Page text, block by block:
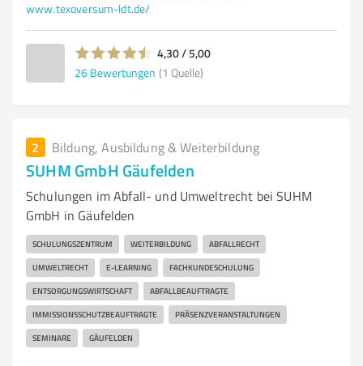
www.texoversum-ldt.de/
4,30 / 5,00
26 Bewertungen (1 Quelle)
2 Bildung, Ausbildung & Weiterbildung
SUHM GmbH Gäufelden
Schulungen im Abfall- und Umweltrecht bei SUHM
GmbH in Gäufelden
SCHULUNGSZENTRUM WEITERBILDUNG ABFALLRECHT
UMWELTRECHT E-LEARNING FACHKUNDESCHULUNG
ENTSORGUNGSWIRTSCHAFT ABFALLBEAUFTRAGTE
IMMISSIONSSCHUTZBEAUFTRAGTE PRÄSENZVERANSTALTUNGEN
SEMINARE GÄUFELDEN